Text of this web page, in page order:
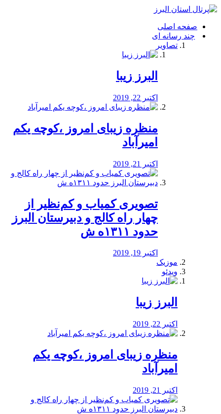
فصد
شرق
تهران
خشکشویی
صفحه اصلی
چند رسانه ای
تصاویر
البرز زیبا
اکتبر 22, 2019
منظره‌‌ زیبای امروز ،کوچه یکم
امیرآباد
اکتبر 21, 2019
️تصویری کمیاب و کم‌نظیر از
چهار راه كالج و دبيرستان البرز
حدود ۱۳۱۱ه ش
اکتبر 19, 2019
موزیک
ویدئو
البرز زیبا
اکتبر 22, 2019
منظره‌‌ زیبای امروز ،کوچه یکم
امیرآباد
اکتبر 21, 2019